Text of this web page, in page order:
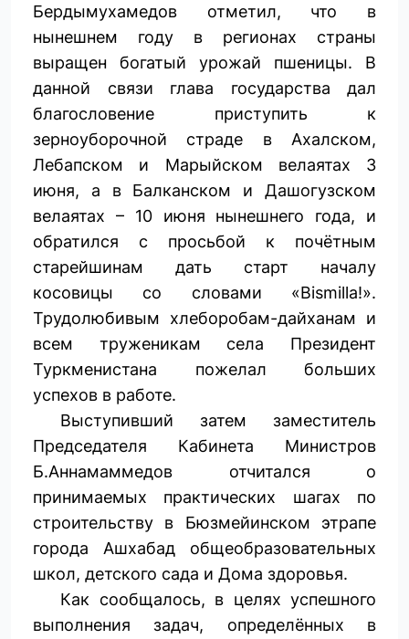
Бердымухамедов отметил, что в
нынешнем году в регионах страны
выращен богатый урожай пшеницы. В
данной связи глава государства дал
благословение приступить к
зерноуборочной страде в Ахалском,
Лебапском и Марыйском велаятах 3
июня, а в Балканском и Дашогузском
велаятах – 10 июня нынешнего года, и
обратился с просьбой к почётным
старейшинам дать старт началу
косовицы со словами «Bismilla!».
Трудолюбивым хлеборобам-дайханам и
всем труженикам села Президент
Туркменистана пожелал больших
успехов в работе.
Выступивший затем заместитель
Председателя Кабинета Министров
Б.Аннамаммедов отчитался о
принимаемых практических шагах по
строительству в Бюзмейинском этрапе
города Ашхабад общеобразовательных
школ, детского сада и Дома здоровья.
Как сообщалось, в целях успешного
выполнения задач, определённых в